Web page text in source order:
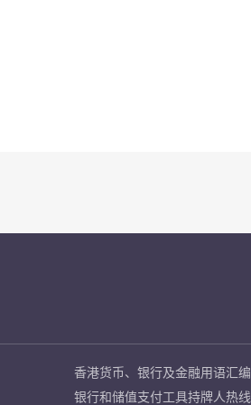
香港货币、银行及金融用语汇编
银行和储值支付工具持牌人热线